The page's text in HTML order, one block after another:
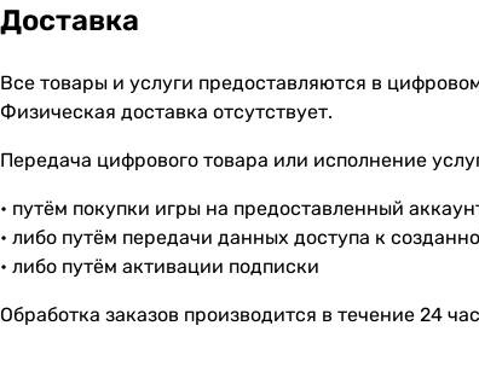
Доставка
Все товары и услуги предоставляются в
Физическая доставка отсутствует.
Передача цифрового товара или исполнение
• путём покупки игры на предоставленный
• либо путём передачи данных доступа к
• либо путём активации подписки
Обработка заказов производится в течение 24